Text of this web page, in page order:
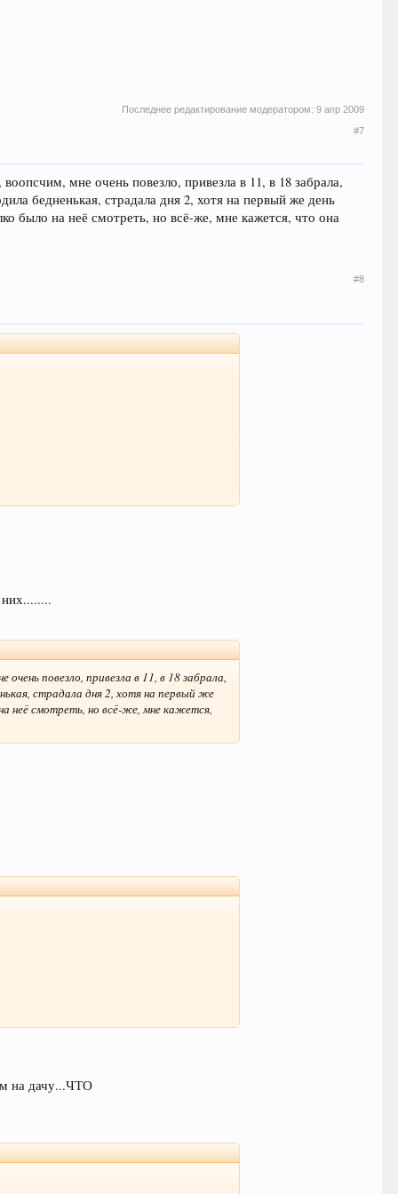
Последнее редактирование модератором: 9 апр 2009
#7
мне очень повезло, привезла в 11, в 18 забрала,
бедненькая, страдала дня 2, хотя на первый же день
было на неё смотреть, но всё-же, мне кажется, что она
#8
повезло, привезла в 11, в 18 забрала,
страдала дня 2, хотя на первый же
неё смотреть, но всё-же, мне кажется,
на дачу...ЧТО